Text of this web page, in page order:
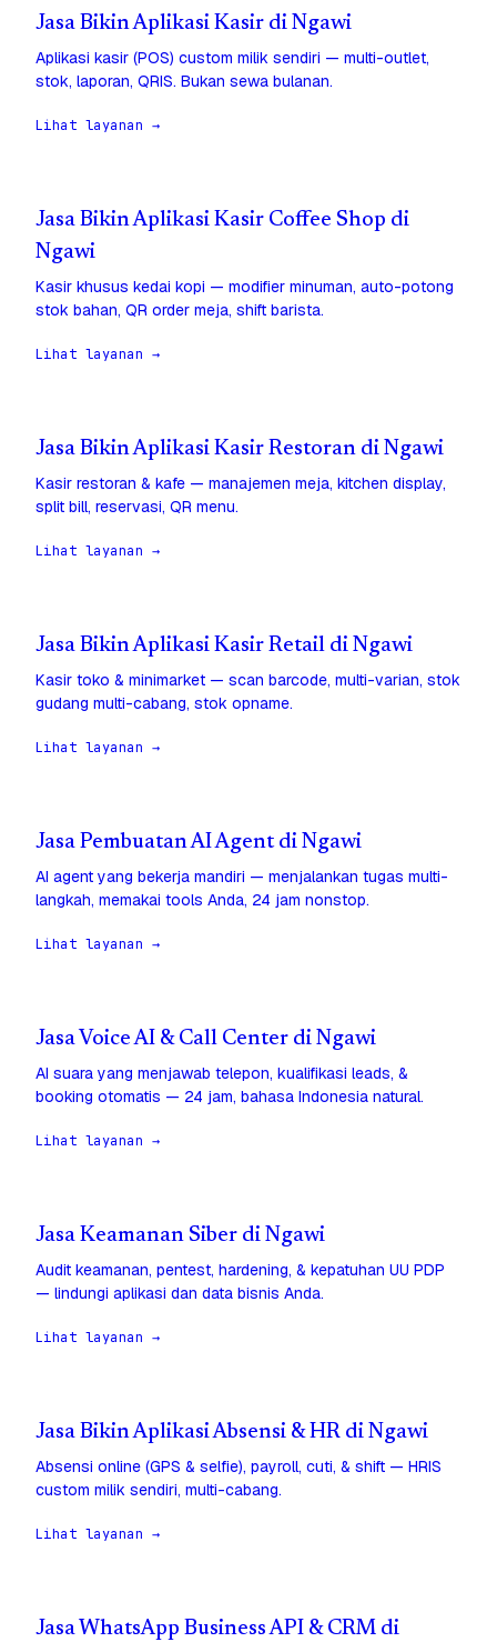
Jasa Bikin Aplikasi Kasir di Ngawi
Aplikasi kasir (POS) custom milik sendiri — multi-outlet,
stok, laporan, QRIS. Bukan sewa bulanan.
Lihat layanan →
Jasa Bikin Aplikasi Kasir Coffee Shop di
Ngawi
Kasir khusus kedai kopi — modifier minuman, auto-potong
stok bahan, QR order meja, shift barista.
Lihat layanan →
Jasa Bikin Aplikasi Kasir Restoran di Ngawi
Kasir restoran & kafe — manajemen meja, kitchen display,
split bill, reservasi, QR menu.
Lihat layanan →
Jasa Bikin Aplikasi Kasir Retail di Ngawi
Kasir toko & minimarket — scan barcode, multi-varian, stok
gudang multi-cabang, stok opname.
Lihat layanan →
Jasa Pembuatan AI Agent di Ngawi
AI agent yang bekerja mandiri — menjalankan tugas multi-
langkah, memakai tools Anda, 24 jam nonstop.
Lihat layanan →
Jasa Voice AI & Call Center di Ngawi
AI suara yang menjawab telepon, kualifikasi leads, &
booking otomatis — 24 jam, bahasa Indonesia natural.
Lihat layanan →
Jasa Keamanan Siber di Ngawi
Audit keamanan, pentest, hardening, & kepatuhan UU PDP
— lindungi aplikasi dan data bisnis Anda.
Lihat layanan →
Jasa Bikin Aplikasi Absensi & HR di Ngawi
Absensi online (GPS & selfie), payroll, cuti, & shift — HRIS
custom milik sendiri, multi-cabang.
Lihat layanan →
Jasa WhatsApp Business API & CRM di